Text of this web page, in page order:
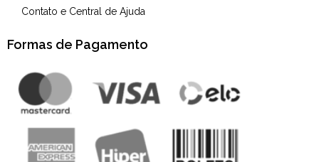
Contato e Central de Ajuda
Formas de Pagamento